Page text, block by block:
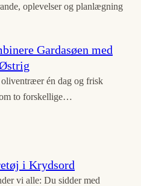
oplevelser og planlægning
Gardasøen med
én dag og frisk
to forskellige…
i Krydsord
vi alle: Du sidder med